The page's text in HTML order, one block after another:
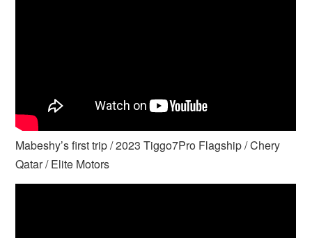
Mabeshy’s first trip / 2023 Tiggo7Pro Flagship / Chery
Qatar / Elite Motors